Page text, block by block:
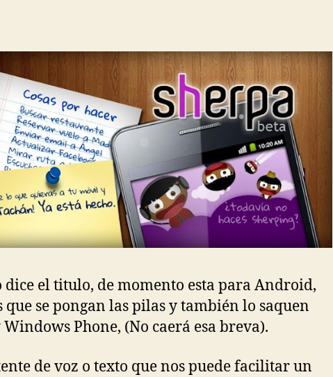
dice el titulo, de momento esta para Android,
que se pongan las pilas y también lo saquen
Phone, (No caerá esa breva).
de voz o texto que nos puede facilitar un